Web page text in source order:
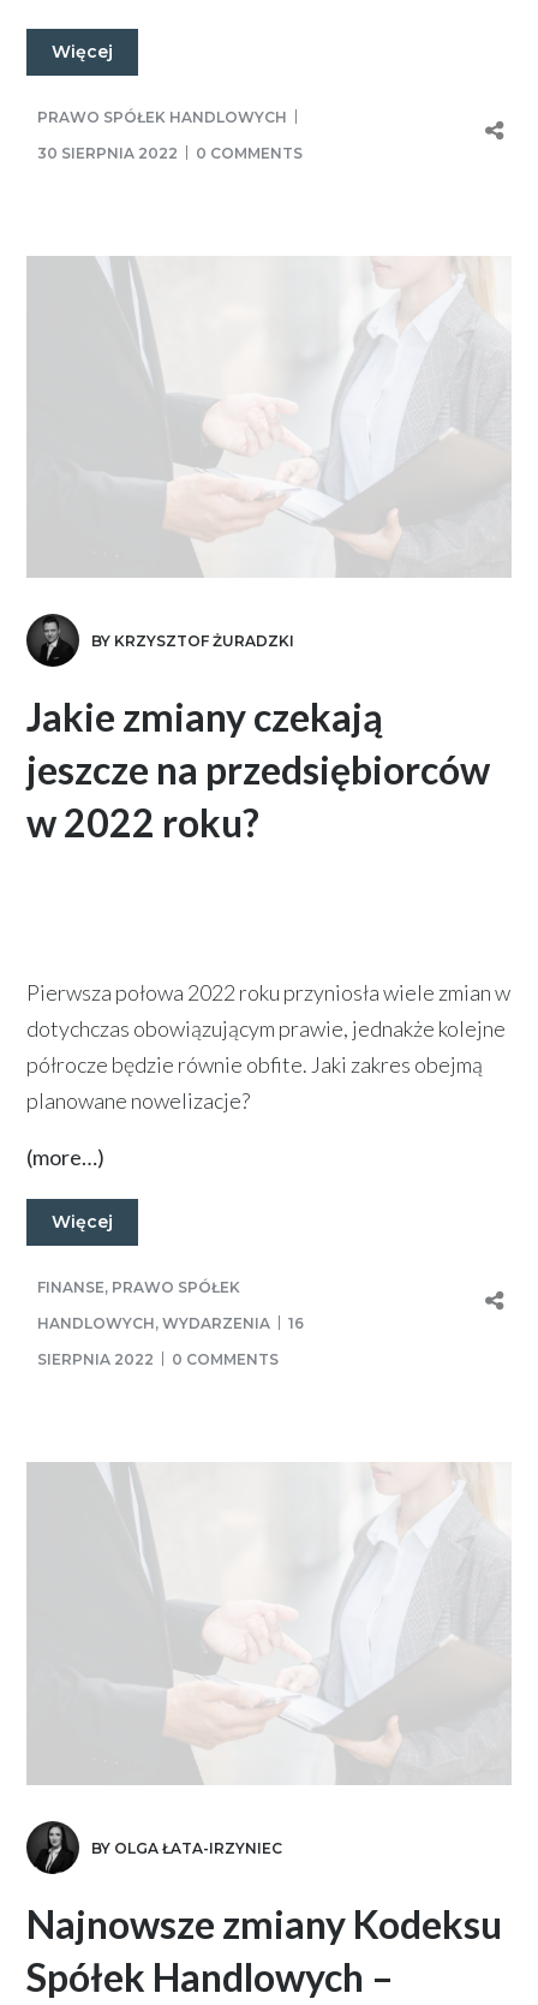
Więcej
PRAWO SPÓŁEK HANDLOWYCH
30 SIERPNIA 2022
0 COMMENTS
BY KRZYSZTOF ŻURADZKI
Jakie zmiany czekają
jeszcze na przedsiębiorców
w 2022 roku?
Pierwsza połowa 2022 roku przyniosła wiele zmian w
dotychczas obowiązującym prawie, jednakże kolejne
półrocze będzie równie obfite. Jaki zakres obejmą
planowane nowelizacje?
(more…)
Więcej
FINANSE, PRAWO SPÓŁEK
HANDLOWYCH,WYDARZENIA
16
SIERPNIA 2022
0 COMMENTS
BY OLGA ŁATA-IRZYNIEC
Najnowsze zmiany Kodeksu
Spółek Handlowych –